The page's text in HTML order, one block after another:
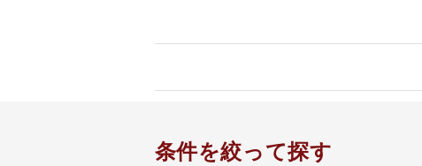
条件を絞って探す